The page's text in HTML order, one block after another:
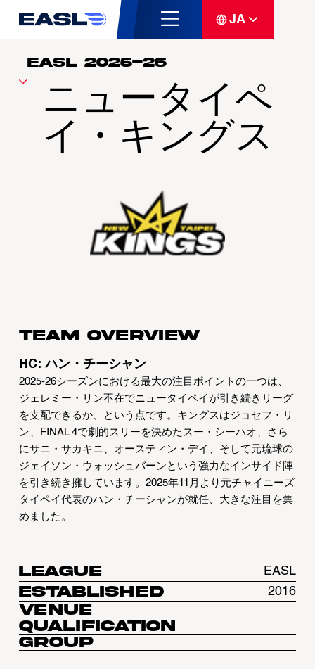
JA
ニュータイペ
イ・キングス
Team overview
HC: ハン・チーシャン
2025-26シーズンにおける最大の注目ポイントの一つは、
ジェレミー・リン不在でニュータイペイが引き続きリーグ
を支配できるか、という点です。キングスはジョセフ・リ
ン、FINAL 4で劇的スリーを決めたスー・シーハオ、さら
にサニ・サカキニ、オースティン・デイ、そして元琉球の
ジェイソン・ウォッシュバーンという強力なインサイド陣
を引き続き擁しています。2025年11月より元チャイニーズ
タイペイ代表のハン・チーシャンが就任、大きな注目を集
めました。
League EASL
Established 2016
Venue
Qualification
Group